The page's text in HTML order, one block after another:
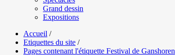
Grand dessin
Expositions
Accueil /
Etiquettes du site /
Pages contenant l'étiquette Festival de Ganshoren